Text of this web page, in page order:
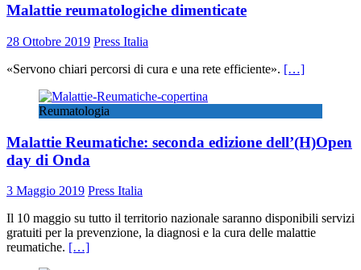
Malattie reumatologiche dimenticate
28 Ottobre 2019 Press Italia
«Servono chiari percorsi di cura e una rete efficiente». […]
Reumatologia
Malattie Reumatiche: seconda edizione dell’(H)Open
day di Onda
3 Maggio 2019 Press Italia
Il 10 maggio su tutto il territorio nazionale saranno disponibili servizi
gratuiti per la prevenzione, la diagnosi e la cura delle malattie
reumatiche. […]